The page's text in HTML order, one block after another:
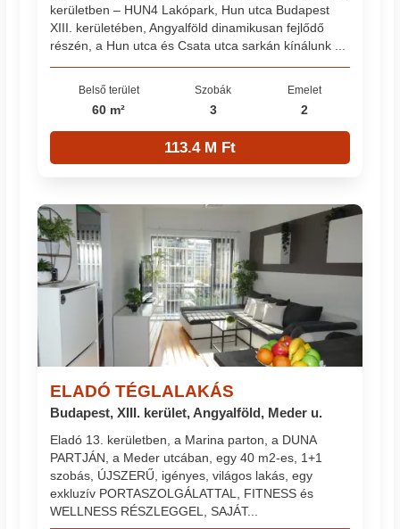
kerületben – HUN4 Lakópark, Hun utca Budapest
XIII. kerületében, Angyalföld dinamikusan fejlődő
részén, a Hun utca és Csata utca sarkán kínálunk ...
Belső terület
60 m²
Szobák
3
Emelet
2
113.4 M Ft
ELADÓ TÉGLALAKÁS
Budapest, XIII. kerület, Angyalföld, Meder u.
Eladó 13. kerületben, a Marina parton, a DUNA
PARTJÁN, a Meder utcában, egy 40 m2-es, 1+1
szobás, ÚJSZERŰ, igényes, világos lakás, egy
exkluzív PORTASZOLGÁLATTAL, FITNESS és
WELLNESS RÉSZLEGGEL, SAJÁT...